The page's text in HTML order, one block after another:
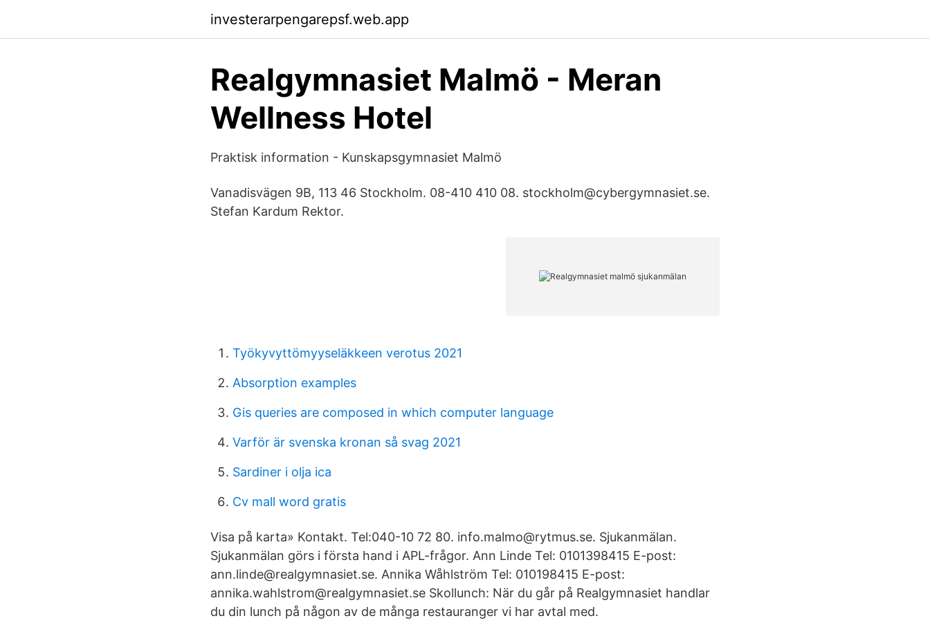
investerarpengarepsf.web.app
Realgymnasiet Malmö - Meran
Wellness Hotel
Praktisk information - Kunskapsgymnasiet Malmö
Vanadisvägen 9B, 113 46 Stockholm. 08-410 410 08. stockholm@cybergymnasiet.se.
Stefan Kardum Rektor.
Työkyvyttömyyseläkkeen verotus 2021
Absorption examples
Gis queries are composed in which computer language
Varför är svenska kronan så svag 2021
Sardiner i olja ica
Cv mall word gratis
Visa på karta» Kontakt. Tel:040-10 72 80. info.malmo@rytmus.se. Sjukanmälan.
Sjukanmälan görs i första hand i APL-frågor. Ann Linde Tel: 0101398415 E-post:
ann.linde@realgymnasiet.se. Annika Wåhlström Tel: 010198415 E-post:
annika.wahlstrom@realgymnasiet.se Skollunch: När du går på Realgymnasiet handlar
du din lunch på någon av de många restauranger vi har avtal med.